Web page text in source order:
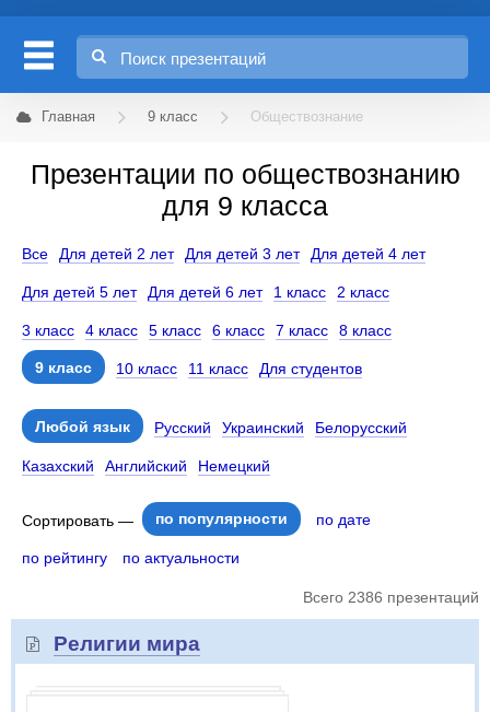
Главная 9 класс Обществознание
Презентации по обществознанию
для 9 класса
Все Для детей 2 лет Для детей 3 лет Для детей 4 лет
Для детей 5 лет Для детей 6 лет 1 класс 2 класс
3 класс 4 класс 5 класс 6 класс 7 класс 8 класс
9 класс 10 класс 11 класс Для студентов
Любой язык Русский Украинский Белорусский
Казахский Английский Немецкий
Сортировать — по популярности по дате
по рейтингу по актуальности
Всего 2386 презентаций
Религии мира